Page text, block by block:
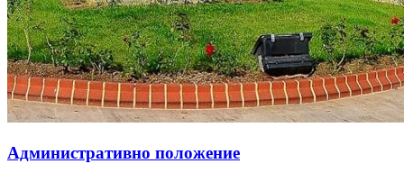
Административно положение